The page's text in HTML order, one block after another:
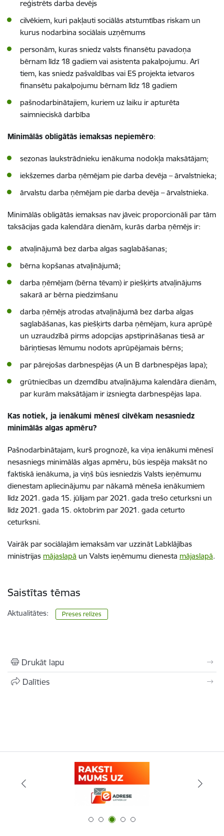
reģistrēts darba devējs
cilvēkiem, kuri pakļauti sociālās atstumtības riskam un
kurus nodarbina sociālais uzņēmums
personām, kuras sniedz valsts finansētu pavadoņa
bērnam līdz 18 gadiem vai asistenta pakalpojumu. Arī
tiem, kas sniedz pašvaldības vai ES projekta ietvaros
finansētu pakalpojumu bērnam līdz 18 gadiem
pašnodarbinātajiem, kuriem uz laiku ir apturēta
saimnieciskā darbība
Minimālās obligātās iemaksas nepiemēro:
sezonas laukstrādnieku ienākuma nodokļa maksātājam;
iekšzemes darba ņēmējam pie darba devēja – ārvalstnieka;
ārvalstu darba ņēmējam pie darba devēja – ārvalstnieka.
Minimālās obligātās iemaksas nav jāveic proporcionāli par tām
taksācijas gada kalendāra dienām, kurās darba ņēmējs ir:
atvaļinājumā bez darba algas saglabāšanas;
bērna kopšanas atvaļinājumā;
darba ņēmējam (bērna tēvam) ir piešķirts atvaļinājums
sakarā ar bērna piedzimšanu
darba ņēmējs atrodas atvaļinājumā bez darba algas
saglabāšanas, kas piešķirts darba ņēmējam, kura aprūpē
un uzraudzībā pirms adopcijas apstiprināšanas tiesā ar
bāriņtiesas lēmumu nodots aprūpējamais bērns;
par pārejošas darbnespējas (A un B darbnespējas lapa);
grūtniecības un dzemdību atvaļinājuma kalendāra dienām,
par kurām maksātājam ir izsniegta darbnespējas lapa.
Kas notiek, ja ienākumi mēnesī cilvēkam nesasniedz
minimālās algas apmēru?
Pašnodarbinātajam, kurš prognozē, ka viņa ienākumi mēnesī
nesasniegs minimālās algas apmēru, būs iespēja maksāt no
faktiskā ienākuma, ja viņš būs iesniedzis Valsts ieņēmumu
dienestam apliecinājumu par nākamā mēneša ienākumiem
līdz 2021. gada 15. jūlijam par 2021. gada trešo ceturksni un
līdz 2021. gada 15. oktobrim par 2021. gada ceturto
ceturksni.
Vairāk par sociālajām iemaksām var uzzināt Labklājības
ministrijas mājaslapā un Valsts ieņēmumu dienesta mājaslapā.
Saistītas tēmas
Aktualitātes: Preses relīzes
Drukāt lapu
Dalīties